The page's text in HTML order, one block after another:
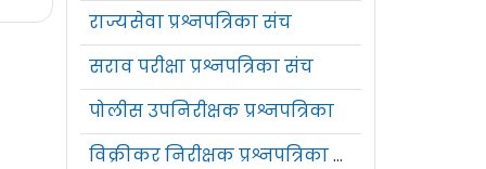
राज्यसेवा प्रश्नपत्रिका संच
सराव परीक्षा प्रश्नपत्रिका संच
पोलीस उपनिरीक्षक प्रश्नपत्रिका
विक्रीकर निरीक्षक प्रश्नपत्रिका संच